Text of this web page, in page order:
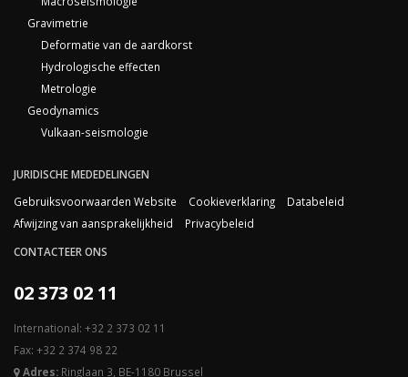
Gravimetrie
Deformatie van de aardkorst
Hydrologische effecten
Metrologie
Geodynamics
Vulkaan-seismologie
JURIDISCHE MEDEDELINGEN
Gebruiksvoorwaarden Website
Cookieverklaring
Databeleid
Afwijzing van aansprakelijkheid
Privacybeleid
CONTACTEER ONS
02 373 02 11
International: +32 2 373 02 11
Fax: +32 2 374 98 22
Adres: Ringlaan 3, BE-1180 Brussel